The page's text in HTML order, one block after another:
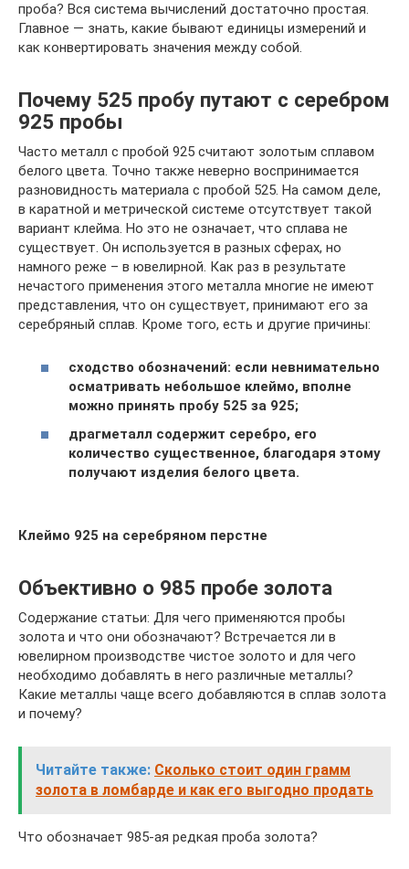
проба? Вся система вычислений достаточно простая.
Главное — знать, какие бывают единицы измерений и
как конвертировать значения между собой.
Почему 525 пробу путают с серебром
925 пробы
Часто металл с пробой 925 считают золотым сплавом
белого цвета. Точно также неверно воспринимается
разновидность материала с пробой 525. На самом деле,
в каратной и метрической системе отсутствует такой
вариант клейма. Но это не означает, что сплава не
существует. Он используется в разных сферах, но
намного реже – в ювелирной. Как раз в результате
нечастого применения этого металла многие не имеют
представления, что он существует, принимают его за
серебряный сплав. Кроме того, есть и другие причины:
сходство обозначений: если невнимательно
осматривать небольшое клеймо, вполне
можно принять пробу 525 за 925;
драгметалл содержит серебро, его
количество существенное, благодаря этому
получают изделия белого цвета.
Клеймо 925 на серебряном перстне
Объективно о 985 пробе золота
Содержание статьи: Для чего применяются пробы
золота и что они обозначают? Встречается ли в
ювелирном производстве чистое золото и для чего
необходимо добавлять в него различные металлы?
Какие металлы чаще всего добавляются в сплав золота
и почему?
Читайте также: Сколько стоит один грамм
золота в ломбарде и как его выгодно продать
Что обозначает 985-ая редкая проба золота?